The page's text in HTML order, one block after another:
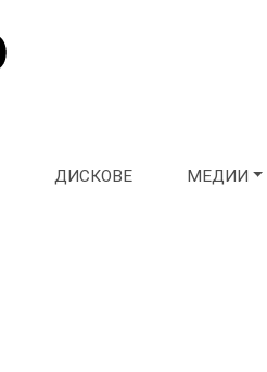
ДИСКОВЕ МЕДИИ